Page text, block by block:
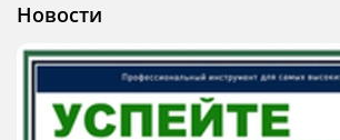
Новости